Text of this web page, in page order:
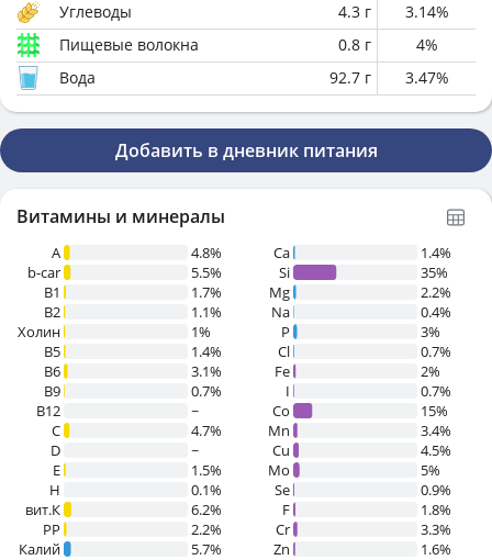
Углеводы
4.3 г 3.14%
Пищевые волокна
0.8 г 4%
Вода
92.7 г 3.47%
Добавить в дневник питания
Витамины и минералы
A
4.8%
b-car
5.5%
В1
1.7%
B2
1.1%
Холин
1%
B5
1.4%
B6
3.1%
B9
0.7%
B12
~
C
4.7%
D
~
E
1.5%
H
0.1%
вит.К
6.2%
PP
2.2%
Калий
5.7%
Ca
1.4%
Si
35%
Mg
2.2%
Na
0.4%
P
3%
Cl
0.7%
Fe
2%
I
0.7%
Co
15%
Mn
3.4%
Cu
4.5%
Mo
5%
Se
0.9%
F
1.8%
Cr
3.3%
Zn
1.6%